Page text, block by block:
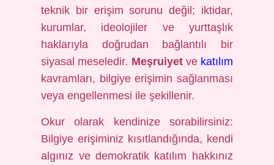
teknik bir erişim sorunu değil; iktidar,
kurumlar, ideolojiler ve yurttaşlık
haklarıyla doğrudan bağlantılı bir
siyasal meseledir. Meşruiyetve katılım
kavramları, bilgiye erişimin sağlanması
veya engellenmesi ile şekillenir.
Okur olarak kendinize sorabilirsiniz:
Bilgiye erişiminiz kısıtlandığında, kendi
algınız ve demokratik katılım hakkınız